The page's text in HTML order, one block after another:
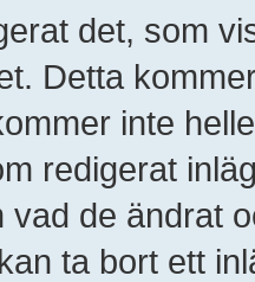
det, som
Detta
inte
redigerat
vad de ändrat
ta bort ett